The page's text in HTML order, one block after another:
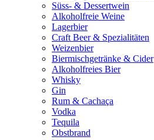
Süss- & Dessertwein
Alkoholfreie Weine
Lagerbier
Craft Beer & Spezialitäten
Weizenbier
Biermischgetränke & Cider
Alkoholfreies Bier
Whisky
Gin
Rum & Cachaça
Vodka
Tequila
Obstbrand